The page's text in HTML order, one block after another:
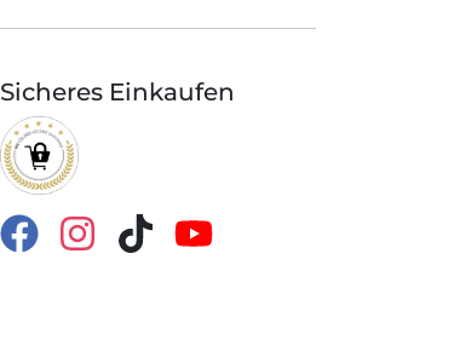
Sicheres Einkaufen